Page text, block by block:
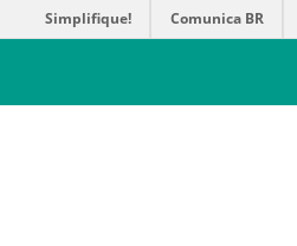
Simplifique! Comunica BR